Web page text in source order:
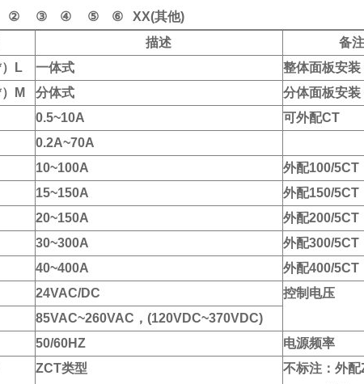
④ ⑤ ⑥ XX(其他)
描述
备注
L 一体式
整体面板安装
M
分体式
分体面板安装
0.5~10A
可外配CT
0.2A~70A
10~100A
外配100/5CT
15~150A
外配150/5CT
20~150A
外配200/5CT
30~300A
外配300/5CT
40~400A
外配400/5CT
24VAC/DC
控制电压
85VAC~260VAC，(120VDC~370VDC)
50/60HZ
电源频率
ZCT类型
不标注：外配